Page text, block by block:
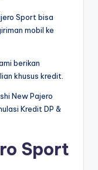
Sport bisa
mobil ke
berikan
khusus kredit.
New Pajero
Kredit DP &
Sport